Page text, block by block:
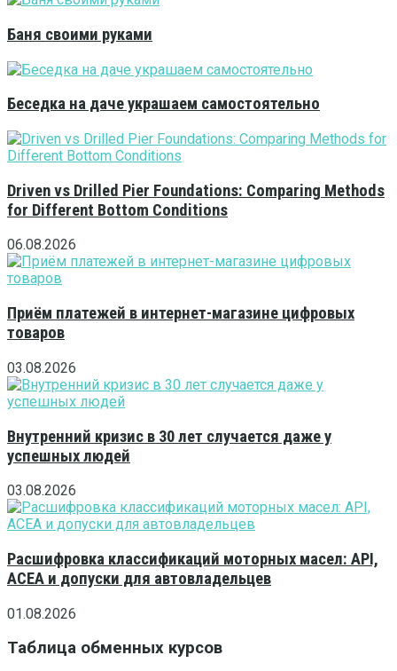
Баня своими руками
Беседка на даче украшаем самостоятельно
Driven vs Drilled Pier Foundations: Comparing Methods
for Different Bottom Conditions
06.08.2026
Приём платежей в интернет-магазине цифровых
товаров
03.08.2026
Внутренний кризис в 30 лет случается даже у
успешных людей
03.08.2026
Расшифровка классификаций моторных масел: API,
ACEA и допуски для автовладельцев
01.08.2026
Таблица обменных курсов